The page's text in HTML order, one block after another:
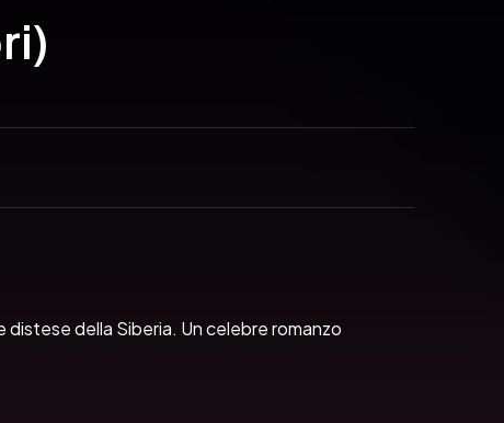
della Siberia. Un celebre romanzo